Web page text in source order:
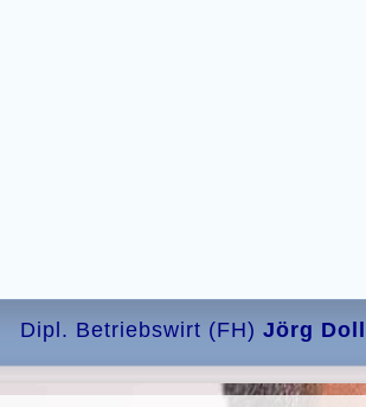
Dipl. Betriebswirt (FH) Jörg Doll